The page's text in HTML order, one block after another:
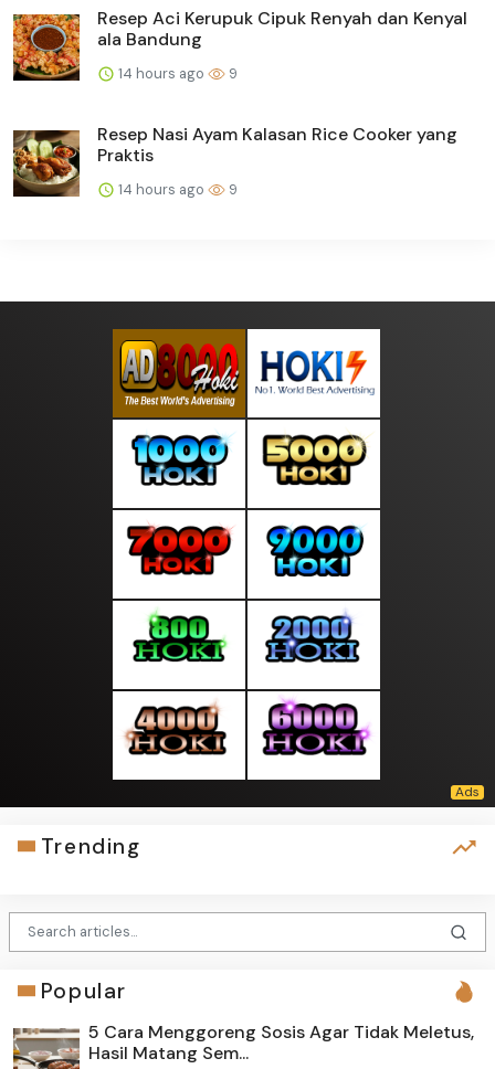
Resep Aci Kerupuk Cipuk Renyah dan Kenyal
ala Bandung
14 hours ago 9
Resep Nasi Ayam Kalasan Rice Cooker yang
Praktis
14 hours ago 9
Trending
Popular
5 Cara Menggoreng Sosis Agar Tidak Meletus,
Hasil Matang Sem...